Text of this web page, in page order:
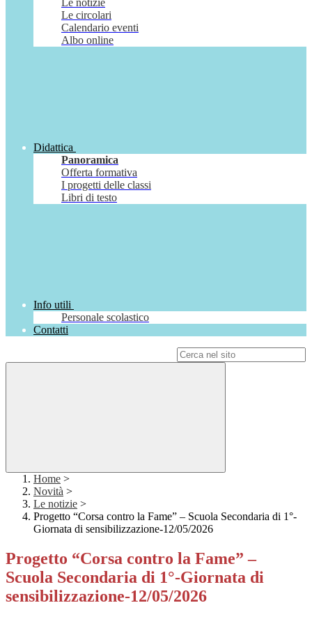
Le notizie
Le circolari
Calendario eventi
Albo online
Didattica
Panoramica
Offerta formativa
I progetti delle classi
Libri di testo
Info utili
Personale scolastico
Contatti
Home >
Novità >
Le notizie >
Progetto “Corsa contro la Fame” – Scuola Secondaria di 1°-
Giornata di sensibilizzazione-12/05/2026
Progetto “Corsa contro la Fame” –
Scuola Secondaria di 1°-Giornata di
sensibilizzazione-12/05/2026